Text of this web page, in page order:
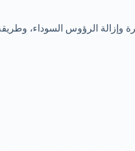
وإزالة الرؤوس السوداء،